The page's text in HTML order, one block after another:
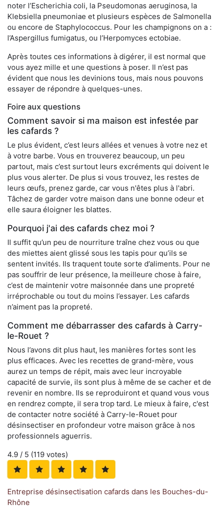
noter l’Escherichia coli, la Pseudomonas aeruginosa, la
Klebsiella pneumoniae et plusieurs espèces de Salmonella
ou encore de Staphylococcus. Pour les champignons on a :
l’Aspergillus fumigatus, ou l’Herpomyces ectobiae.
Après toutes ces informations à digérer, il est normal que
vous ayez mille et une questions à poser. Il n’est pas
évident que nous les devinions tous, mais nous pouvons
essayer de répondre à quelques-unes.
Foire aux questions
Comment savoir si ma maison est infestée par
les cafards ?
Le plus évident, c’est leurs allées et venues à votre nez et
à votre barbe. Vous en trouverez beaucoup, un peu
partout, mais c’est surtout leurs excréments qui doivent le
plus vous alerter. De plus si vous trouvez, les restes de
leurs œufs, prenez garde, car vous n'êtes plus à l'abri.
Tâchez de garder votre maison dans une bonne odeur et
elle saura éloigner les blattes.
Pourquoi j'ai des cafards chez moi ?
Il suffit qu’un peu de nourriture traîne chez vous ou que
des miettes aient glissé sous les tapis pour qu’ils se
sentent invités. Ils traquent toute sorte d’aliments. Pour ne
pas souffrir de leur présence, la meilleure chose à faire,
c’est de maintenir votre maisonnée dans une propreté
irréprochable ou tout du moins l’essayer. Les cafards
n’aiment pas la propreté.
Comment me débarrasser des cafards à Carry-
le-Rouet ?
Nous l’avons dit plus haut, les manières fortes sont les
plus efficaces. Avec les recettes de grand-mère, vous
aurez un temps de répit, mais avec leur incroyable
capacité de survie, ils sont plus à même de se cacher et de
revenir en nombre. Ils se reproduiront et quand vous vous
en rendrez compte, il sera trop tard. Le mieux à faire, c'est
de contacter notre société à Carry-le-Rouet pour
désinsectiser en profondeur votre maison grâce à nos
professionnels aguerris.
4.9 / 5 (119 votes)
Entreprise désinsectisation cafards dans les Bouches-du-
Rhône